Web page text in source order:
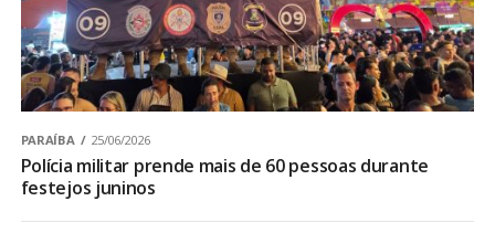
PARAÍBA 25/06/2026
Polícia militar prende mais de 60 pessoas durante
festejos juninos